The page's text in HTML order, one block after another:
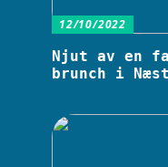
12/10/2022
Njut av en
brunch i